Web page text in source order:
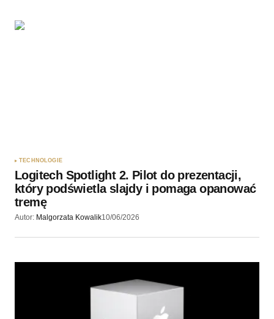
TECHNOLOGIE
Logitech Spotlight 2. Pilot do prezentacji,
który podświetla slajdy i pomaga opanować
tremę
Autor: Malgorzata Kowalik10/06/2026